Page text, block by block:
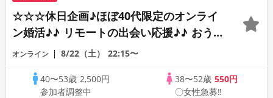
☆☆☆休日企画♪ほぼ40代限定のオンライ
ン婚活♪♪ リモートの出会い応援♪♪ おう
ちで乾杯しませんか♪♪ ☆全国の方が対象
PARTY!!
オンライン 8/22（土） 22:15〜
40〜53歳 2,500円
参加者調整中
38〜52歳 550円
〇女性急募‼